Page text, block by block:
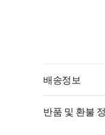
배송정보
반품 및 환불